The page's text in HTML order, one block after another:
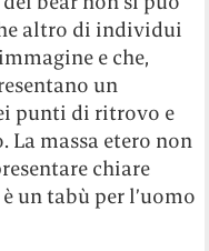
altro di individui
e che,
un
punti di ritrovo e
La massa etero non
chiare
un tabù per l’uomo